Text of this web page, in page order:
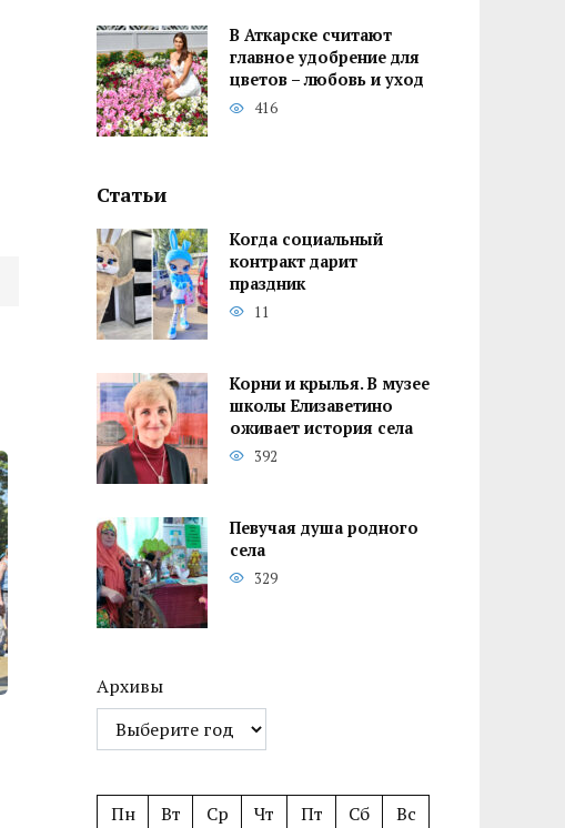
В Аткарске считают
главное удобрение для
цветов – любовь и уход
416
Статьи
Когда социальный
контракт дарит
праздник
11
Корни и крылья. В музее
школы Елизаветино
оживает история села
392
Певучая душа родного
села
329
Архивы
Пн Вт Ср Чт Пт Сб
Вс